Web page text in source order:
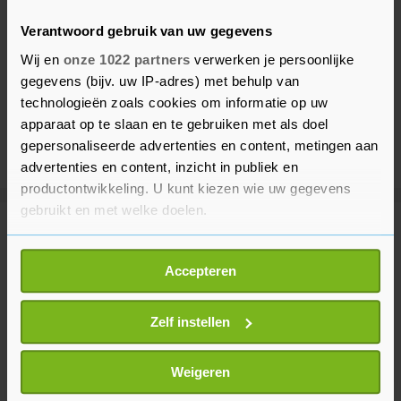
Verantwoord gebruik van uw gegevens
Wij en onze 1022 partners verwerken je persoonlijke
gegevens (bijv. uw IP-adres) met behulp van
technologieën zoals cookies om informatie op uw
apparaat op te slaan en te gebruiken met als doel
gepersonaliseerde advertenties en content, metingen aan
advertenties en content, inzicht in publiek en
productontwikkeling. U kunt kiezen wie uw gegevens
gebruikt en met welke doelen.
Als u het toestaat, willen we ook graag:
Informatie verzamelen over uw geografische
locatie, die tot een paar meter nauwkeurig kan zijn
Uw apparaat identificeren door het actief te
scannen op specifieke eigenschappen (fingerprinting)
Lees meer over hoe uw persoonlijke gegevens worden
verwerkt en stel uw voorkeuren in het
Accepteren
Zelf instellen
Weigeren
Meer uit Politiek
Paul hield besluit loon
arbeidsmigranten stil tot na
8 uur geleden